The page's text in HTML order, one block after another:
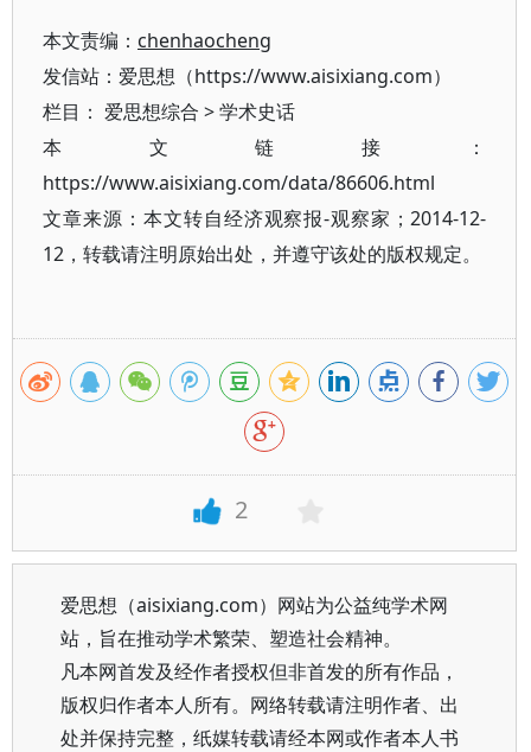
本文责编： chenhaocheng
发信站：爱思想（https://www.aisixiang.com）
栏目： 爱思想综合 >学术史话
本文链接：
https://www.aisixiang.com/data/86606.html
文章来源：本文转自经济观察报-观察家；2014-12-
12，转载请注明原始出处，并遵守该处的版权规定。
2
爱思想（aisixiang.com）网站为公益纯学术网
站，旨在推动学术繁荣、塑造社会精神。
凡本网首发及经作者授权但非首发的所有作品，
版权归作者本人所有。网络转载请注明作者、出
处并保持完整，纸媒转载请经本网或作者本人书